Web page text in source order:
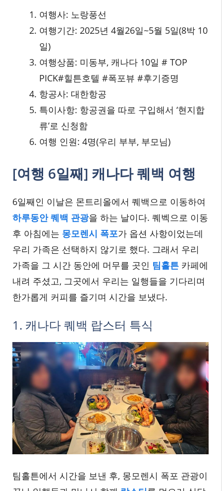
여행사: 노랑풍선
여행기간: 2025년 4월26일~5월 5일(8박 10
일)
여행상품: 미동부, 캐나다 10일 # TOP
PICK#힐튼호텔 #폭포뷰 #후기증명
항공사: 대한항공
특이사항: 항공권을 따로 구입해서 ‘현지합
류’로 신청함
여행 인원: 4명(우리 부부, 부모님)
[여행 6일째] 캐나다 퀘백 여행
6일째인 이날은 몬트리올에서 퀘백으로 이동하여
하루동안 퀘백 관광을 하는 날이다. 퀘벡으로 이동
후 아침에는 몽모렌시 폭포가 옵션 사항이었는데
우리 가족은 선택하지 않기로 했다. 그래서 우리
가족을 그 시간 동안에 머무를 곳인 팀홀튼 카페에
내려 주셨고, 그곳에서 우리는 일행들을 기다리며
한가롭게 커피를 즐기며 시간을 보냈다.
1. 캐나다 퀘백 랍스터 특식
팀홀튼에서 시간을 보낸 후, 몽모렌시 폭포 관광이